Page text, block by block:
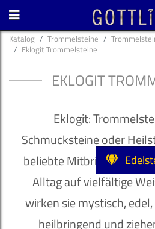
Katalog Trommelsteine
Eklogit Trommelsteine
EKLOGIT
Eklogit:
Schmucksteine oder
beliebte Mitbringsel und
Alltag auf vielfältige
wirken sie mystisch,
heilbringend und